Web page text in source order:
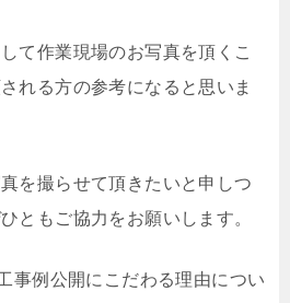
て作業現場のお写真を頂くこ
れる方の参考になると思いま
を撮らせて頂きたいと申しつ
ともご協力をお願いします。
事例公開にこだわる理由につい